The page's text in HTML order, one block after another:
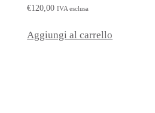
€120,00 IVA esclusa
Aggiungi al carrello